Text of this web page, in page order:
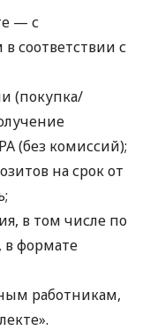
— с
соответствии с
(покупка/
(без комиссий);
на срок от
в том числе по
в формате
работникам,